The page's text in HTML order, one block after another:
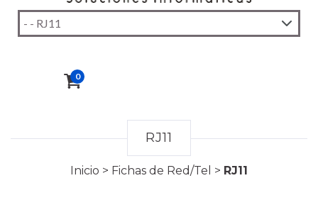
0
RJ11
Inicio > Fichas de Red/Tel > RJ11